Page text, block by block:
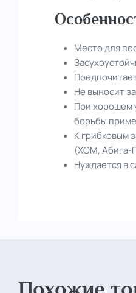
Место для
Не выносит
При хорошем
борьбы
К грибковым
(ХОМ, Абига-
Нуждается в